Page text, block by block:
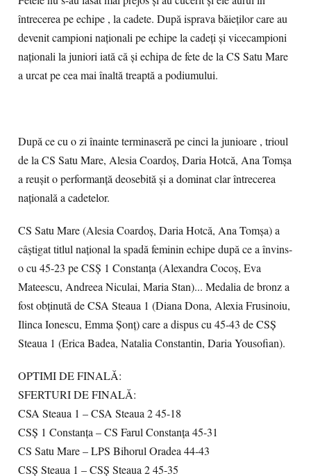
întrecerea pe echipe , la cadete. După isprava băieților care au
devenit campioni naționali pe echipe la cadeți și vicecampioni
naționali la juniori iată că și echipa de fete de la CS Satu Mare
a urcat pe cea mai înaltă treaptă a podiumului.
După ce cu o zi înainte terminaseră pe cinci la junioare , trioul
de la CS Satu Mare, Alesia Coardoș, Daria Hotcă, Ana Tomșa
a reușit o performanță deosebită și a dominat clar întrecerea
națională a cadetelor.
CS Satu Mare (Alesia Coardoș, Daria Hotcă, Ana Tomșa) a
câștigat titlul național la spadă feminin echipe după ce a învins-
o cu 45-23 pe CSȘ 1 Constanța (Alexandra Cocoș, Eva
Mateescu, Andreea Niculai, Maria Stan)... Medalia de bronz a
fost obținută de CSA Steaua 1 (Diana Dona, Alexia Frusinoiu,
Ilinca Ionescu, Emma Șonț) care a dispus cu 45-43 de CSȘ
Steaua 1 (Erica Badea, Natalia Constantin, Daria Yousofian).
OPTIMI DE FINALĂ:
SFERTURI DE FINALĂ:
CSA Steaua 1 – CSA Steaua 2 45-18
CSȘ 1 Constanța – CS Farul Constanța 45-31
CS Satu Mare – LPS Bihorul Oradea 44-43
CSȘ Steaua 1 – CSȘ Steaua 2 45-35